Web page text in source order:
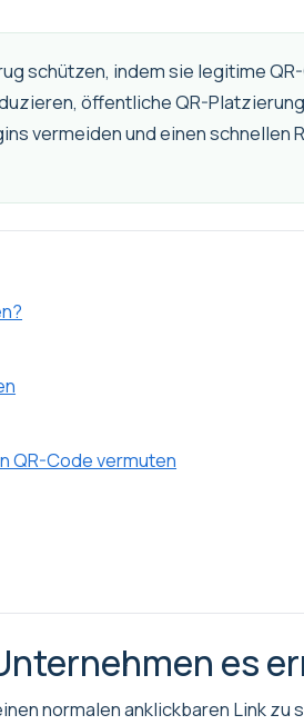
schützen, indem sie legitime
öffentliche QR-
vermeiden und einen schnellen
QR-Code vermuten
es
normalen anklickbaren Link